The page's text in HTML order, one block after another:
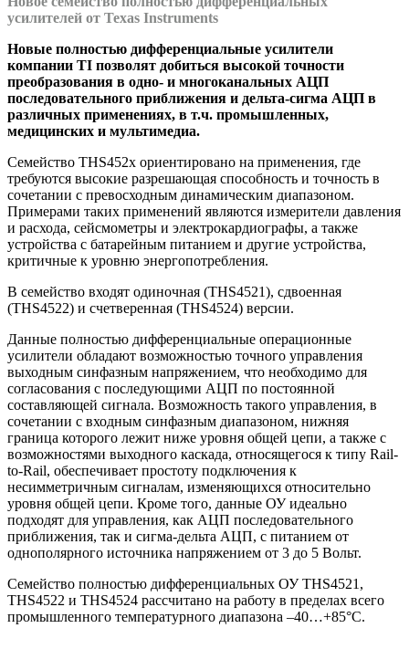
усилителей от Texas Instruments
Новые полностью дифференциальные усилители
компании TI позволят добиться высокой точности
преобразования в одно- и многоканальных АЦП
последовательного приближения и дельта-сигма АЦП в
различных применениях, в т.ч. промышленных,
медицинских и мультимедиа.
Семейство THS452x ориентировано на применения, где
требуются высокие разрешающая способность и точность в
сочетании с превосходным динамическим диапазоном.
Примерами таких применений являются измерители давления
и расхода, сейсмометры и электрокардиографы, а также
устройства с батарейным питанием и другие устройства,
критичные к уровню энергопотребления.
В семейство входят одиночная (THS4521), сдвоенная
(THS4522) и счетверенная (THS4524) версии.
Данные полностью дифференциальные операционные
усилители обладают возможностью точного управления
выходным синфазным напряжением, что необходимо для
согласования с последующими АЦП по постоянной
составляющей сигнала. Возможность такого управления, в
сочетании с входным синфазным диапазоном, нижняя
граница которого лежит ниже уровня общей цепи, а также с
возможностями выходного каскада, относящегося к типу Rail-
to-Rail, обеспечивает простоту подключения к
несимметричным сигналам, изменяющихся относительно
уровня общей цепи. Кроме того, данные ОУ идеально
подходят для управления, как АЦП последовательного
приближения, так и сигма-дельта АЦП, с питанием от
однополярного источника напряжением от 3 до 5 Вольт.
Семейство полностью дифференциальных ОУ THS4521,
THS4522 и THS4524 рассчитано на работу в пределах всего
промышленного температурного диапазона –40…+85°C.